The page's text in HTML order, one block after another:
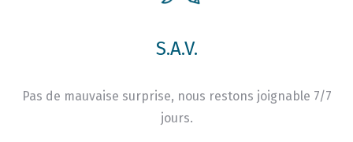
S.A.V.
Pas de mauvaise surprise, nous restons joignable 7/7
jours.